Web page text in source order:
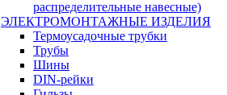
распределительные навесные)
ЭЛЕКТРОМОНТАЖНЫЕ ИЗДЕЛИЯ
Термоусадочные трубки
Трубы
Шины
DIN-рейки